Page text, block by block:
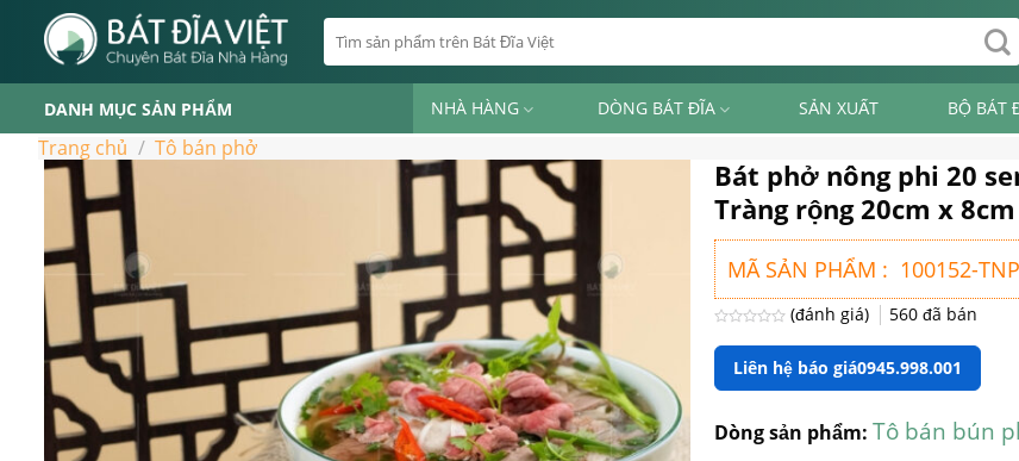
content
Tìm
kiếm:
DANH MỤC SẢN PHẨM NHÀ HÀNG DÒNG BÁT ĐĨA SẢN XUẤT BỘ BÁT
Trang chủ / Tô bán phở
Bát phở nông phi 20
Tràng rộng 20cm x 8cm
MÃ SẢN PHẨM : 100152-
xếp
hạng
5
(đánh giá) 560 đã bán
Liên hệ báo giá0945.998.001
Dòng sản phẩm: Tô bán bún